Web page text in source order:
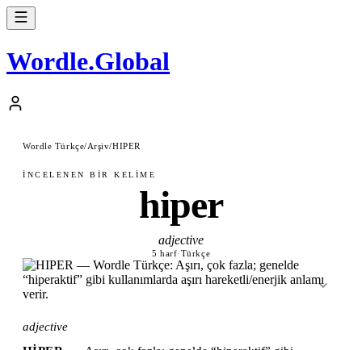
Wordle.Global
Wordle Türkçe/Arşiv/HIPER
İNCELENEN BIR KELIME
hiper
adjective
5 harf·Türkçe
adjective